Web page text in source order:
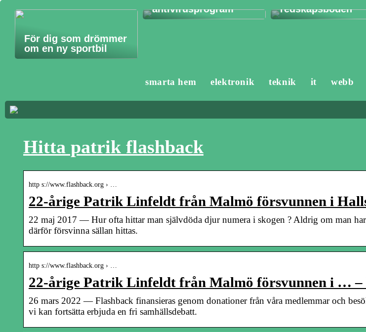
För dig som drömmer
om en ny sportbil
antivirusprogram
redskapsboden
smarta hem elektronik teknik it webb
Hitta patrik flashback
http s://www.flashback.org › …
22-årige Patrik Linfeldt från Malmö försvunnen i
22 maj 2017 — Hur ofta hittar man självdöda djur numera i skogen ? Aldrig om man
därför försvinna sällan hittas.
http s://www.flashback.org › …
22-årige Patrik Linfeldt från Malmö försvunnen i … –
26 mars 2022 — Flashback finansieras genom donationer från våra medlemmar och
vi kan fortsätta erbjuda en fri samhällsdebatt.